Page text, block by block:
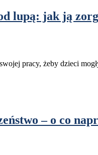
lupą: jak ją
pracy, żeby dzieci
– o co